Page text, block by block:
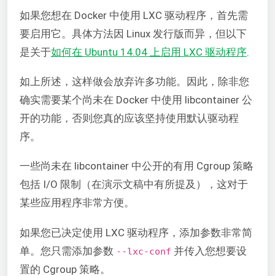
如果您想在 Docker 中使用 LXC 驱动程序，首先需
要启用它。具体方法因 Linux 发行版而异，但以下
是关于如何在 Ubuntu 14.04 上启用 LXC 驱动程序
如上所述，这样做会放弃许多功能。因此，除非您
确实需要某个尚未在 Docker 中使用 libcontainer 公
开的功能，否则您真的应该坚持使用默认驱动程
序。
一些尚未在 libcontainer 中公开的有用 Cgroup 策略
包括 I/O 限制（在演示文稿中有所提及），这对于
某些应用程序非常方便。
如果您已决定使用 LXC 驱动程序，添加参数非常简
单。您只需添加参数 --lxc-conf 并传入您想要设
置的 Cgroup 策略。